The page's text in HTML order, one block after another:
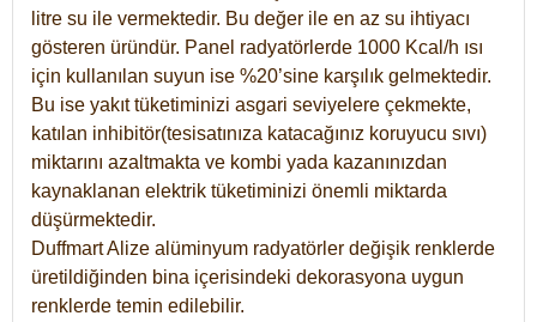
litre su ile vermektedir. Bu değer ile en az su ihtiyacı
gösteren üründür. Panel radyatörlerde 1000 Kcal/h ısı
için kullanılan suyun ise %20’sine karşılık gelmektedir.
Bu ise yakıt tüketiminizi asgari seviyelere çekmekte,
katılan inhibitör(tesisatınıza katacağınız koruyucu sıvı)
miktarını azaltmakta ve kombi yada kazanınızdan
kaynaklanan elektrik tüketiminizi önemli miktarda
düşürmektedir.
Duffmart Alize alüminyum radyatörler değişik renklerde
üretildiğinden bina içerisindeki dekorasyona uygun
renklerde temin edilebilir.